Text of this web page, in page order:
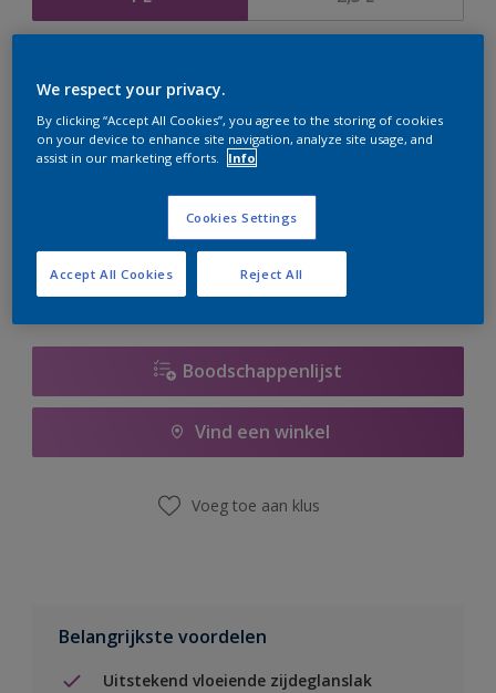
er hard aan om de voorraad aan te vullen.
Boodschappenlijst
Vind een winkel
Voeg toe aan klus
Belangrijkste voordelen
Uitstekend vloeiende zijdeglanslak
We respect your privacy.
By clicking “Accept All Cookies”, you agree to the storing of cookies
on your device to enhance site navigation, analyze site usage, and
assist in our marketing efforts.
Info
Cookies Settings
Reject All
Accept All Cookies